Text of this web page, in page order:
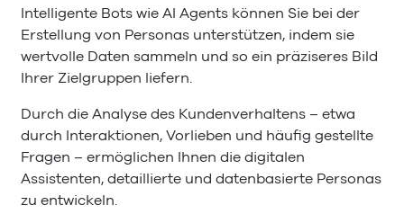
Intelligente Bots wie AI Agents können Sie bei der
Erstellung von Personas unterstützen, indem sie
wertvolle Daten sammeln und so ein präziseres Bild
Ihrer Zielgruppen liefern.
Durch die Analyse des Kundenverhaltens – etwa
durch Interaktionen, Vorlieben und häufig gestellte
Fragen – ermöglichen Ihnen die digitalen
Assistenten, detaillierte und datenbasierte Personas
zu entwickeln.